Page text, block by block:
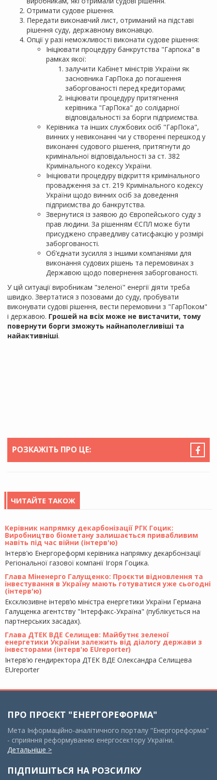
Отримати судове рішення.
Передати виконавчий лист, отриманий на підставі
рішення суду, державному виконавцю.
Опції у разі неможливості виконати судове рішення:
Ініціювати процедуру банкрутства "Гарпока" в
рамках якої:
залучити Кабінет міністрів України як
засновника ГарПока до погашення
заборгованості перед кредиторами;
ініціювати процедуру притягнення
керівника "ГарПока" до солідарної
відповідальності за борги підприємства.
Керівника та інших службових осіб "ГарПока",
винних у невиконанні чи у створенні перешкод у
виконанні судового рішення, притягнути до
кримінальної відповідальності за ст. 382
Кримінального кодексу України.
Ініціювати процедуру відкриття кримінального
провадження за ст. 219 Кримінального кодексу
України щодо винних осіб за доведення
підприємства до банкрутства.
Звернутися із заявою до Європейського суду з
прав людини. За рішенням ЄСПЛ може бути
присуджено справедливу сатисфакцію у розмірі
заборгованості.
Об’єднати зусилля з іншими компаніями для
виконання судових рішень та перемовинах з
Державою щодо повернення заборгованості.
У цій ситуації виробникам "зеленої" енергії діяти треба
швидко. Звертатися з позовами до суду, пробувати
виконувати судові рішення, вести перемовини з "ГарПоком"
і державою. Грошей на всіх може не вистачити, тому
повернути борги зможуть найнаполегливіші та
найактивніші.
РОЗКАЖІТЬ ПРО ЦЕ:
ЧИТАЙТЕ ТАКОЖ
Керівник напрямку декарбонізації РГК Гоцик:
Виробництво біометану залишається привабливим
навіть під час війни (інтерв'ю)
Інтерв'ю Енергореформі керівника напрямку декарбонізації
Регіональної газової компанії Ігоря Гоцика.
Глава Міненерго Галущенко: Проєкти відновлення та
інвестування в Україну мають готуватися уже сьогодні
(інтерв'ю)
Ексклюзивне інтерв’ю міністра енергетики України Германа
Галущенка агентству "Інтерфакс-Україна" (публікується на
партнерських засадах).
Глава ДТЕК ВДЕ Селищев: Майбутнє зеленої
енергетики України залежить від діалогу держави з
інвесторами (інтерв'ю EUreporter)
Інтерв'ю гендиректора ДТЕК ВДЕ Олександра Селищева
EUreporter
ПРО ПРОЄКТ "ЕНЕРГОРЕФОРМА"
Мета Інформаційно-аналітичного порталу "Енергореформа"
- сприяння реформуванню енергосектору України.
Детальніше >
ПІДПИШІТЬСЯ НА РОЗСИЛКУ